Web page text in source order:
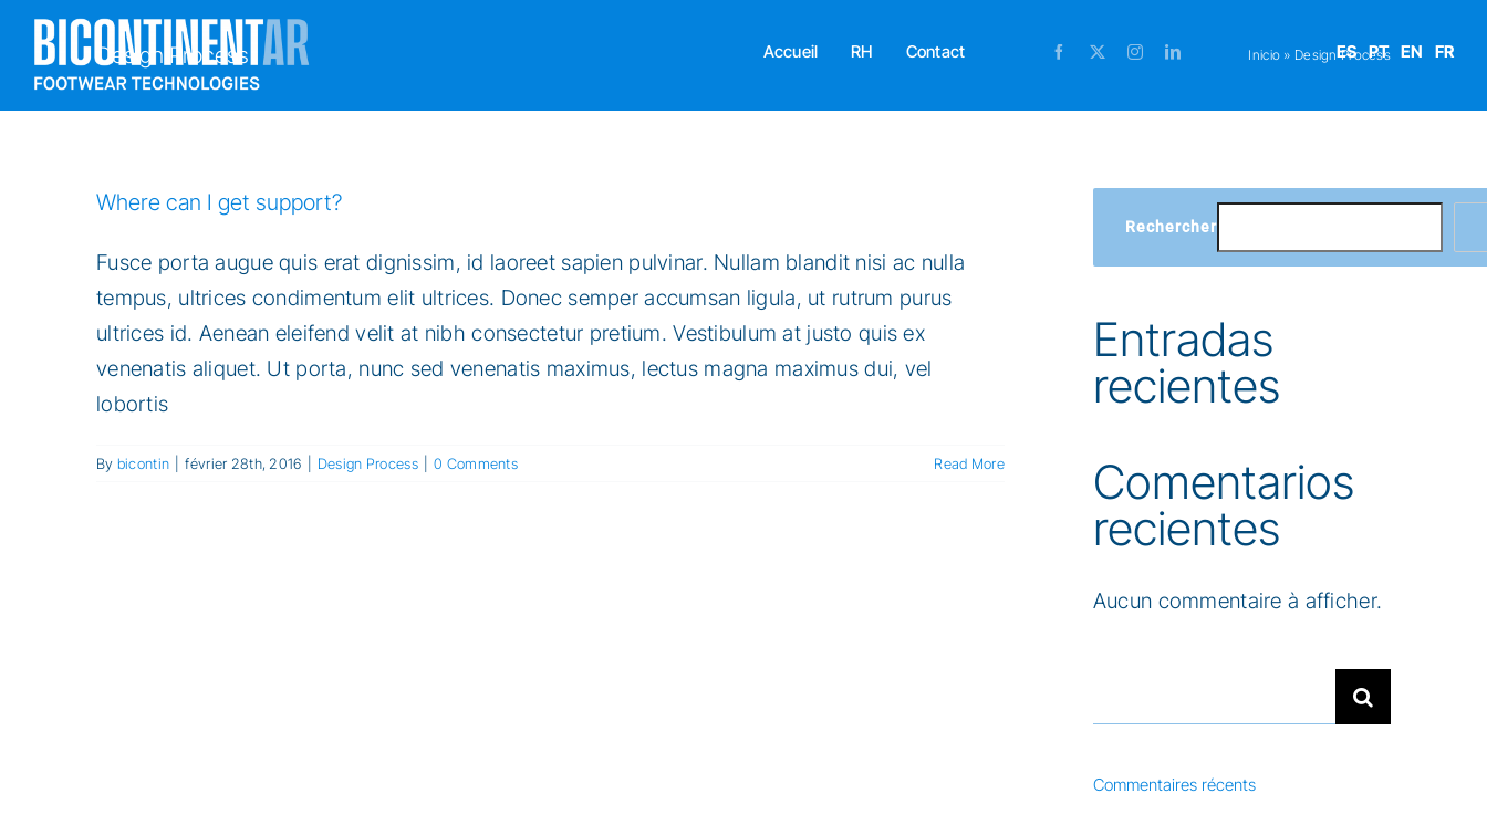
Skip
content
Accueil RH Contact ES PT EN FR
Design Process Inicio » Design Process
Where can I get support?
Fusce porta augue quis erat dignissim, id laoreet sapien pulvinar. Nullam blandit nisi ac nulla
tempus, ultrices condimentum elit ultrices. Donec semper accumsan ligula, ut rutrum purus
ultrices id. Aenean eleifend velit at nibh consectetur pretium. Vestibulum at justo quis ex
venenatis aliquet. Ut porta, nunc sed venenatis maximus, lectus magna maximus dui, vel
lobortis
By bicontin février 28th, 2016 Design Process 0 Comments Read More
Rechercher
Entradas
recientes
Comentarios
recientes
Aucun commentaire à afficher.
for:
Commentaires récents